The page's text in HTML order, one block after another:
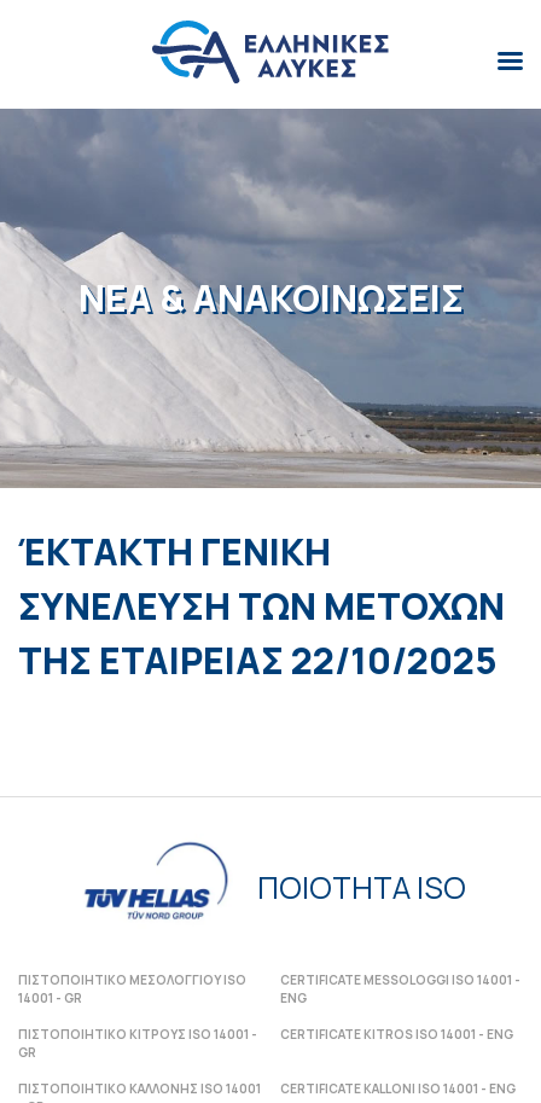
ΝΕΑ & ΑΝΑΚΟΙΝΩΣΕΙΣ
ΈΚΤΑΚΤΗ ΓΕΝΙΚΗ
ΣΥΝΕΛΕΥΣΗ ΤΩΝ ΜΕΤΟΧΩΝ
ΤΗΣ ΕΤΑΙΡΕΙΑΣ 22/10/2025
ΠΟΙΟΤΗΤΑ ISO
ΠΙΣΤΟΠΟΙΗΤΙΚΟ ΜΕΣΟΛΟΓΓΙΟΥ ISO
14001 - GR
CERTIFICATE MESSOLOGGI ISO 14001 -
ENG
ΠΙΣΤΟΠΟΙΗΤΙΚΟ ΚΙΤΡΟΥΣ ISO 14001 -
GR
CERTIFICATE KITROS ISO 14001 - ENG
ΠΙΣΤΟΠΟΙΗΤΙΚΟ ΚΑΛΛΟΝΗΣ ISO 14001
CERTIFICATE KALLONI ISO 14001 - ENG